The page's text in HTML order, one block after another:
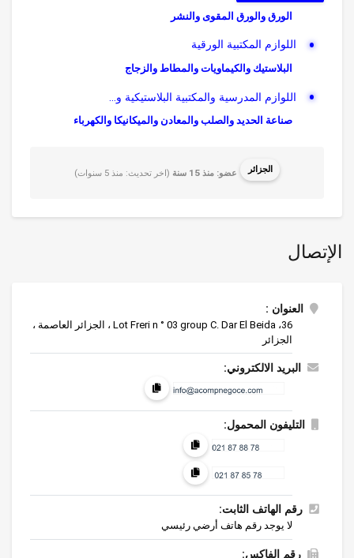
الورق والورق المقوى والنشر
اللوازم المكتبية الورقية
البلاستيك والكيماويات والمطاط والزجاج
اللوازم المدرسية والمكتبية البلاستيكية و...
صناعة الحديد والصلب والمعادن والميكانيكا والكهرباء
اللوازم المدرسية والمكتبية المعدنية
الجزائر عضو: منذ 15 سنة (اخر تحديث: منذ 5 سنوات)
الإتصال
العنوان :
36، Lot Freri n ° 03 group C. Dar El Beida ، الجزائر العاصمة ،
الجزائر
البريد الالكتروني:
التليفون المحمول:
رقم الهاتف الثابت:
لا يوجد رقم هاتف أرضي رئيسي
رقم الفاكس: